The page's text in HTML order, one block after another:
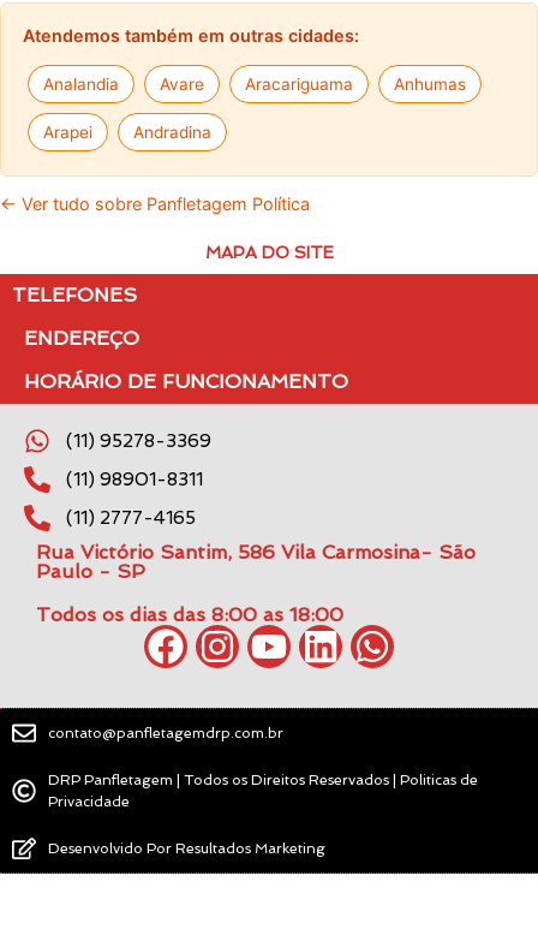
Atendemos também em outras cidades:
Analandia Avare Aracariguama Anhumas
Arapei Andradina
← Ver tudo sobre Panfletagem Política
MAPA DO SITE
TELEFONES
ENDEREÇO
HORÁRIO DE FUNCIONAMENTO
(11) 95278-3369
(11) 98901-8311
(11) 2777-4165
Rua Victório Santim, 586 Vila Carmosina- São
Paulo - SP
Todos os dias das 8:00 as 18:00
contato@panfletagemdrp.com.br
DRP Panfletagem | Todos os Direitos Reservados | Politicas de
Privacidade
Desenvolvido Por Resultados Marketing